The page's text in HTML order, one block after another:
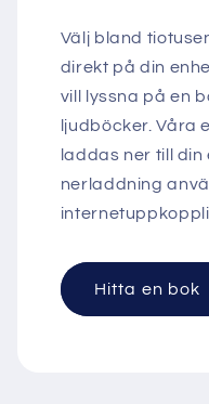
Välj bland
direkt på din
vill lyssna på en
ljudböcker. Våra
laddas ner till
nerladdning
Hitta en bok